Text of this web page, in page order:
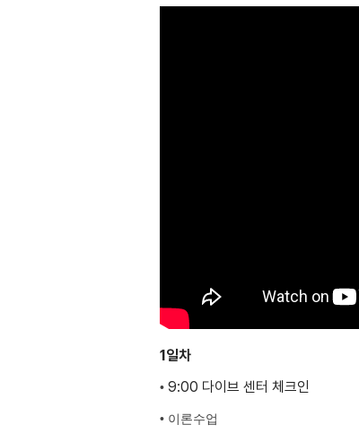
1일차
•9:00 다이브 센터 체크인
• 이론수업